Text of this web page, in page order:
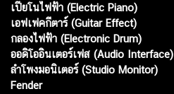
เปียโนไฟฟ้า (Electric Piano)
เอฟเฟคกีตาร์ (Guitar Effect)
กลองไฟฟ้า (Electronic Drum)
ออดิโออินเตอร์เฟส (Audio Interface)
ลำโพงมอนิเตอร์ (Studio Monitor)
Fender